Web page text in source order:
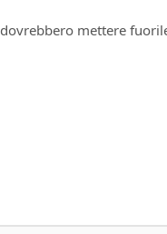
dovrebbero mettere